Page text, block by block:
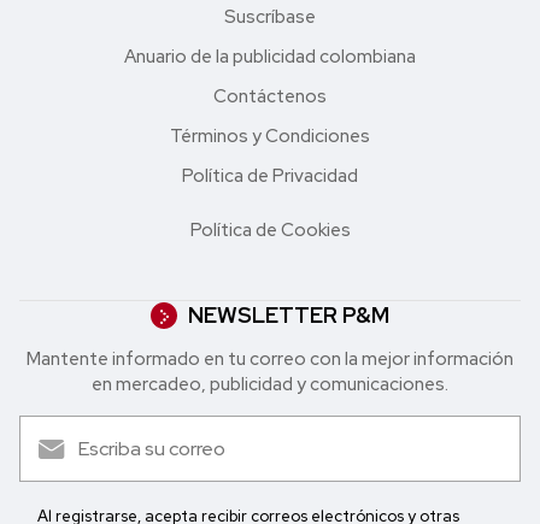
Suscríbase
Anuario de la publicidad colombiana
Contáctenos
Términos y Condiciones
Política de Privacidad
Política de Cookies
NEWSLETTER P&M
Mantente informado en tu correo con la mejor in formación
en mercadeo, publicidad y comunicaciones.
Al registrarse, acepta recibir correos electrónicos y otras